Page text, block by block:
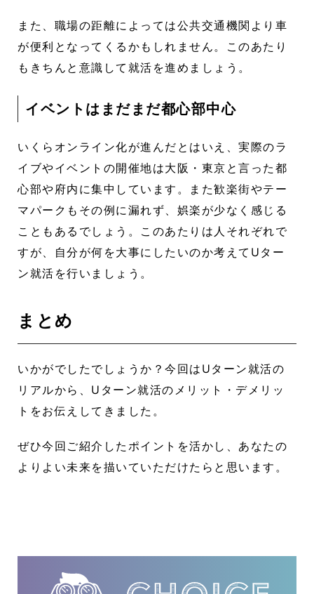
また、職場の距離によっては公共交通機関より車
が便利となってくるかもしれません。このあたり
もきちんと意識して就活を進めましょう。
イベントはまだまだ都心部中心
いくらオンライン化が進んだとはいえ、実際のラ
イブやイベントの開催地は大阪・東京と言った都
心部や府内に集中しています。また歓楽街やテー
マパークもその例に漏れず、娯楽が少なく感じる
こともあるでしょう。このあたりは人それぞれで
すが、自分が何を大事にしたいのか考えてUター
ン就活を行いましょう。
まとめ
いかがでしたでしょうか？今回はUターン就活の
リアルから、Uターン就活のメリット・デメリッ
トをお伝えしてきました。
ぜひ今回ご紹介したポイントを活かし、あなたの
よりよい未来を描いていただけたらと思います。